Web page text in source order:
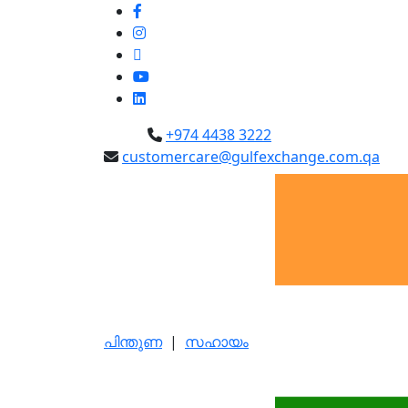
+974 4438 3222
customercare@gulfexchange.com.qa
പിന്തുണ | സഹായം